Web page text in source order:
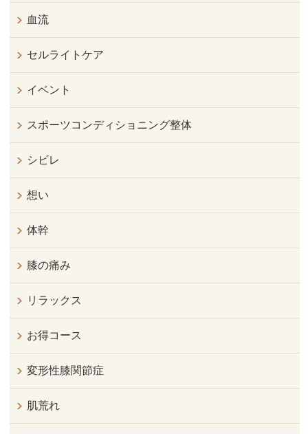
血流
セルライトケア
イベント
スポーツコンディショニング整体
シビレ
想い
体幹
膝の痛み
リラックス
お得コース
変形性膝関節症
肌荒れ